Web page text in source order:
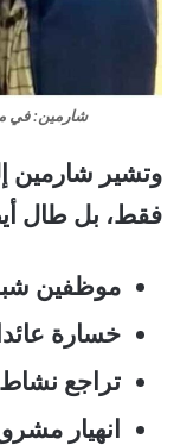
شارمين: في
وتشير شارمين
فقط، بل طال
موظفين
خسارة
تراجع
انهيار